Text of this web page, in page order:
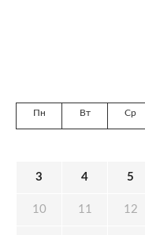
Пн Вт Ср
3 4 5
10 11 12